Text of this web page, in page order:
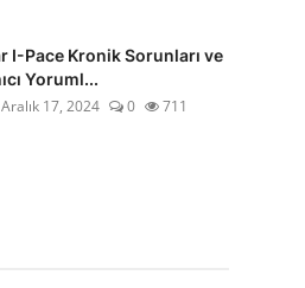
I-Pace Kronik Sorunları ve
Yoruml...
Aralık 17, 2024 0 711